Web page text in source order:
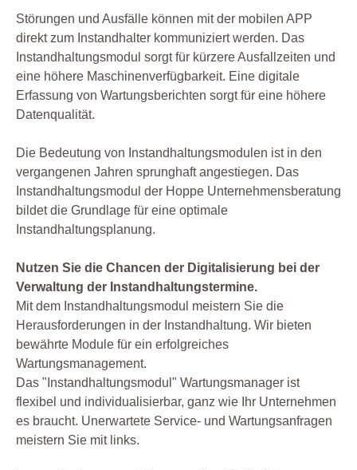
Störungen und Ausfälle können mit der mobilen APP
direkt zum Instandhalter kommuniziert werden. Das
Instandhaltungsmodul sorgt für kürzere Ausfallzeiten und
eine höhere Maschinenverfügbarkeit. Eine digitale
Erfassung von Wartungsberichten sorgt für eine höhere
Datenqualität.
Die Bedeutung von Instandhaltungsmodulen ist in den
vergangenen Jahren sprunghaft angestiegen. Das
Instandhaltungsmodul der Hoppe Unternehmensberatung
bildet die Grundlage für eine optimale
Instandhaltungsplanung.
Nutzen Sie die Chancen der Digitalisierung bei der
Verwaltung der Instandhaltungstermine.
Mit dem Instandhaltungsmodul meistern Sie die
Herausforderungen in der Instandhaltung. Wir bieten
bewährte Module für ein erfolgreiches
Wartungsmanagement.
Das "Instandhaltungsmodul" Wartungsmanager ist
flexibel und individualisierbar, ganz wie Ihr Unternehmen
es braucht. Unerwartete Service- und Wartungsanfragen
meistern Sie mit links.